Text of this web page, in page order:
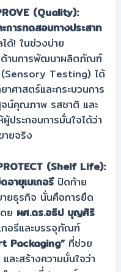
(Quality):
ารทดสอบทางประสาท
ด้! ในช่วงบ่าย
านการพัฒนาผลิตภัณฑ์
(Sensory Testing) ได้
าศาสตร์และกระบวนการ
น์คุณภาพ รสชาติ และ
ประกอบการมั่นใจได้ว่า
ยจริง
(Shelf Life):
ายุเบเกอรีปิดท้าย
ยธุรกิจ นั่นคือการยืด
ย ผศ.ดร.อธิป บุญศิริ
อรีและบรรจุภัณฑ์
Packaging”ที่ช่วย
ะสร้างความมั่นใจว่า